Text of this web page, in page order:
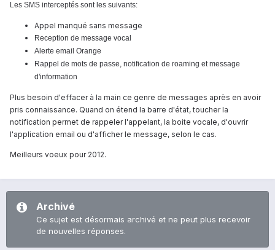
Les SMS interceptés sont les suivants:
Appel manqué sans message
Reception de message vocal
Alerte email Orange
Rappel de mots de passe, notification de roaming et message
d'information
Plus besoin d'effacer à la main ce genre de messages après en avoir
pris connaissance. Quand on étend la barre d'état, toucher la
notification permet de rappeler l'appelant, la boite vocale, d'ouvrir
l'application email ou d'afficher le message, selon le cas.
Meilleurs voeux pour 2012.
Archivé
Ce sujet est désormais archivé et ne peut plus recevoir
de nouvelles réponses.